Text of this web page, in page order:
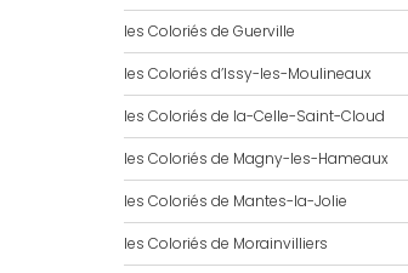
les Coloriés de Guerville
les Coloriés d’Issy-les-Moulineaux
les Coloriés de la-Celle-Saint-Cloud
les Coloriés de Magny-les-Hameaux
les Coloriés de Mantes-la-Jolie
les Coloriés de Morainvilliers